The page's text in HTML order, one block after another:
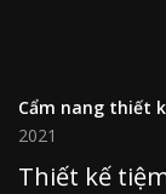
Cẩm nang thiết
2021
Thiết kế